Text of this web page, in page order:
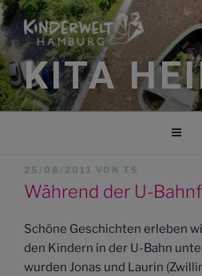
Zum
Inhalt
springen
KITA
VERÖFFENTLICHT
AM
25/08/2011 VON TS
Während der U-
Schöne Geschichten erleben
den Kindern in der U-Bahn
wurden Jonas und Laurin